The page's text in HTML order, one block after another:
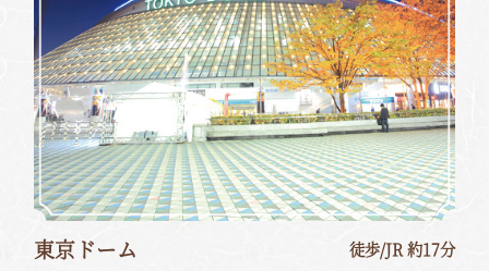
東京ドーム 徒歩/JR 約17分